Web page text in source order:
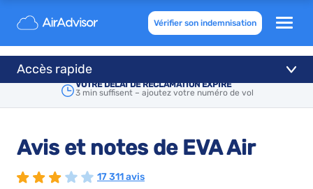
Vérifier son indemnisation
VOTRE DÉLAI DE RÉCLAMATION EXPIRE
3 min suffisent – ajoutez votre numéro de vol
Accès rapide
Avis et notes de EVA Air
17 311 avis